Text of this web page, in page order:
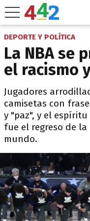
DEPORTE Y POLÍTICA
La NBA se
el racismo
Jugadores
camisetas con
y "paz", y el
fue el regreso de
mundo.